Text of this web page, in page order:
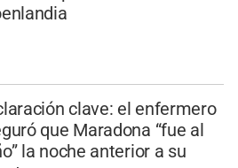
clave: el enfermero
que Maradona “fue al
la noche anterior a su